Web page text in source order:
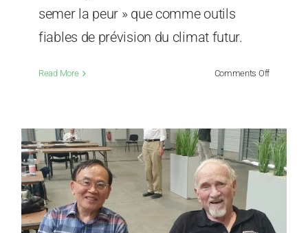
semer la peur » que comme outils
fiables de prévision du climat futur.
Read More Comments Offon
Park
:
Les
modèles
des